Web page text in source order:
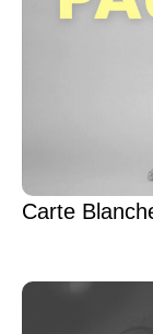
Carte